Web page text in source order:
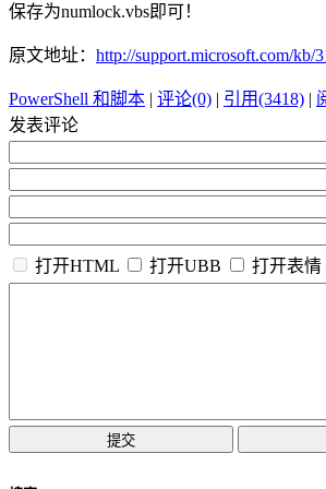
保存为numlock.vbs即可！
原文地址： http://support.microsoft.com/kb/
PowerShell 和脚本 | 评论(0) | 引用(3418) |
发表评论
打开HTML
打开UBB 打开表情